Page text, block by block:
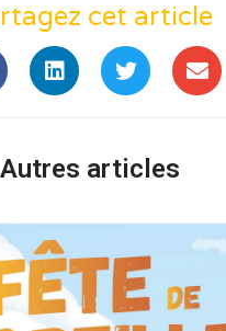
cet article
Autres articles